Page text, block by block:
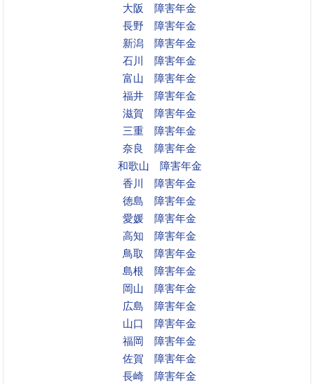
大阪 障害年金
長野 障害年金
新潟 障害年金
石川 障害年金
富山 障害年金
福井 障害年金
滋賀 障害年金
三重 障害年金
奈良 障害年金
和歌山 障害年金
香川 障害年金
徳島 障害年金
愛媛 障害年金
高知 障害年金
鳥取 障害年金
島根 障害年金
岡山 障害年金
広島 障害年金
山口 障害年金
福岡 障害年金
佐賀 障害年金
長崎 障害年金